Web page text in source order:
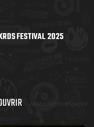
FESTIVAL 2025